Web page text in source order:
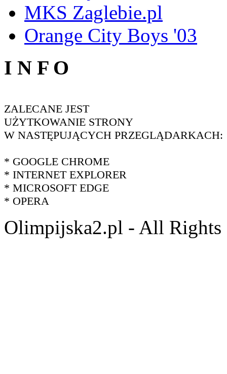
MKS Zaglebie.pl
Orange City Boys '03
I N F O
ZALECANE JEST
UŻYTKOWANIE STRONY
W NASTĘPUJĄCYCH PRZEGLĄDARKACH:
* GOOGLE CHROME
* INTERNET EXPLORER
* MICROSOFT EDGE
* OPERA
Olimpijska2.pl - All Rights